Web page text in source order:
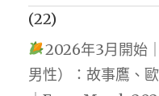
(22)
2026年3月開始
男性）：故事鷹、